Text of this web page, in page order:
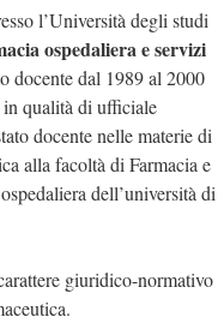
l’Università degli studi
ospedaliera e servizi
docente dal 1989 al 2000
in qualità di ufficiale
docente nelle materie di
alla facoltà di Farmacia e
dell’università di
giuridico-normativo